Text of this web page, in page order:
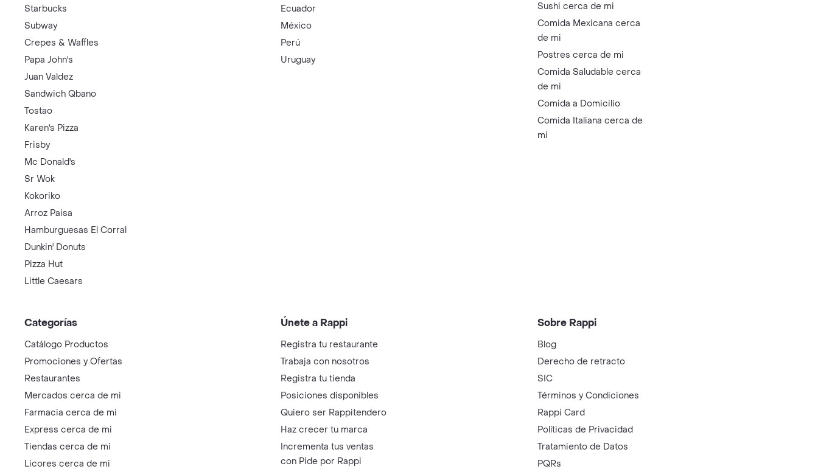
Starbucks
Subway
Crepes & Waffles
Papa John's
Juan Valdez
Sandwich Qbano
Tostao
Karen's Pizza
Frisby
Mc Donald's
Sr Wok
Kokoriko
Arroz Paisa
Hamburguesas El Corral
Dunkin' Donuts
Pizza Hut
Little Caesars
Ecuador
México
Perú
Uruguay
Sushi cerca de mi
Comida Mexicana cerca
de mi
Postres cerca de mi
Comida Saludable cerca
de mi
Comida a Domicilio
Comida Italiana cerca de
mi
Categorías
Catálogo Productos
Promociones y Ofertas
Restaurantes
Mercados cerca de mi
Farmacia cerca de mi
Express cerca de mi
Tiendas cerca de mi
Licores cerca de mi
Únete a Rappi
Registra tu restaurante
Trabaja con nosotros
Registra tu tienda
Posiciones disponibles
Quiero ser Rappitendero
Haz crecer tu marca
Incrementa tus ventas
con Pide por Rappi
Sobre Rappi
Blog
Derecho de retracto
SIC
Términos y Condiciones
Rappi Card
Políticas de Privacidad
Tratamiento de Datos
PQRs